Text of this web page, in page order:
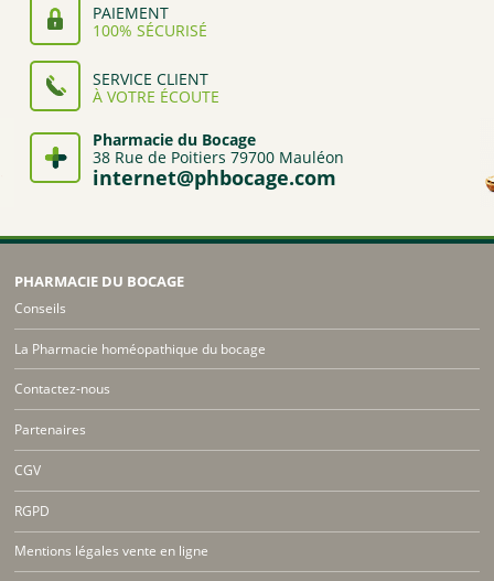
PAIEMENT
100% SÉCURISÉ
SERVICE CLIENT
À VOTRE ÉCOUTE
Pharmacie du Bocage
38 Rue de Poitiers 79700 Mauléon
internet@phbocage.com
PHARMACIE DU BOCAGE
Conseils
La Pharmacie homéopathique du bocage
Contactez-nous
Partenaires
CGV
RGPD
Mentions légales vente en ligne